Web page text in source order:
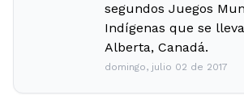
segundos Juegos
Indígenas que se
Alberta, Canadá.
domingo, julio 02 de 2017